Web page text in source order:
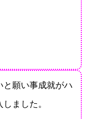
と願い事成就がハ
ました。